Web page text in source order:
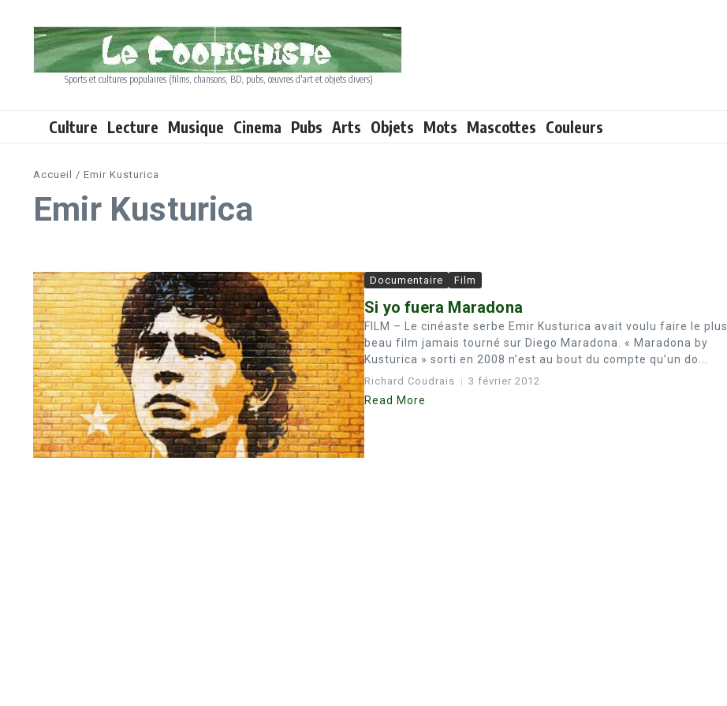
Sports et cultures populaires (films, chansons, BD, pubs, œuvres d'art et objets divers)
Culture Lecture Musique Cinema Pubs Arts Objets Mots Mascottes Couleurs
Accueil / Emir Kusturica
Emir Kusturica
Documentaire Film
Si yo fuera Maradona
FILM – Le cinéaste serbe Emir Kusturica avait voulu faire le plus
beau film jamais tourné sur Diego Maradona. « Maradona by
Kusturica » sorti en 2008 n’est au bout du compte qu’un do...
Richard Coudrais 3 février 2012
Read More